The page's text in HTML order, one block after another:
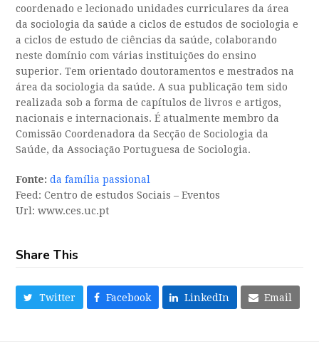
coordenado e lecionado unidades curriculares da área
da sociologia da saúde a ciclos de estudos de sociologia e
a ciclos de estudo de ciências da saúde, colaborando
neste domínio com várias instituições do ensino
superior. Tem orientado doutoramentos e mestrados na
área da sociologia da saúde. A sua publicação tem sido
realizada sob a forma de capítulos de livros e artigos,
nacionais e internacionais. É atualmente membro da
Comissão Coordenadora da Secção de Sociologia da
Saúde, da Associação Portuguesa de Sociologia.
Fonte: da família passional
Feed: Centro de estudos Sociais – Eventos
Url: www.ces.uc.pt
Share This
Twitter Facebook LinkedIn Email